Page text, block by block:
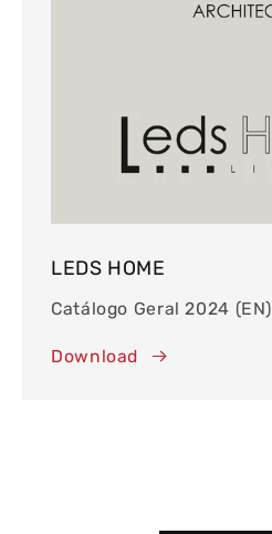
LEDS HOME
Catálogo Geral 2024 (EN)
Download